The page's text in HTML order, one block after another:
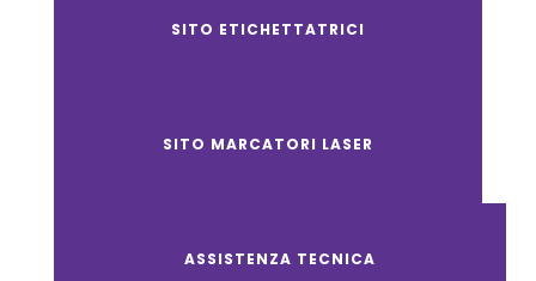
SITO ETICHETTATRICI
SITO MARCATORI LASER
ASSISTENZA TECNICA